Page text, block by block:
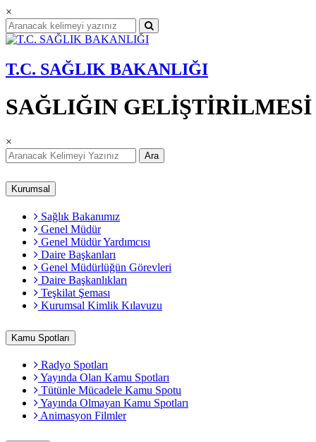
×
T.C. SAĞLIK BAKANLIĞI
SAĞLIĞIN
×
Ara
Kurumsal
Sağlık Bakanımız
Genel Müdür
Genel Müdür Yardımcısı
Daire Başkanları
Genel Müdürlüğün Görevleri
Daire Başkanlıkları
Teşkilat Şeması
Kurumsal Kimlik Kılavuzu
Kamu Spotları
Radyo Spotları
Yayında Olan Kamu Spotları
Tütünle Mücadele Kamu Spotu
Yayında Olmayan Kamu Spotları
Animasyon Filmler